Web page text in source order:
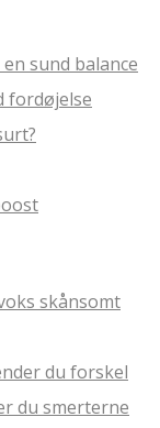
sund balance
fordøjelse
skånsomt
du forskel
du smerterne